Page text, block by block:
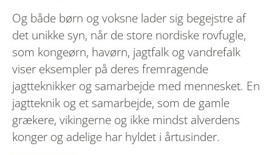
Og både børn og voksne lader sig begejstre af
det unikke syn, når de store nordiske rovfugle,
som kongeørn, havørn, jagtfalk og vandrefalk
viser eksempler på deres fremragende
jagtteknikker og samarbejde med mennesket. En
jagtteknik og et samarbejde, som de gamle
grækere, vikingerne og ikke mindst alverdens
konger og adelige har hyldet i årtusinder.